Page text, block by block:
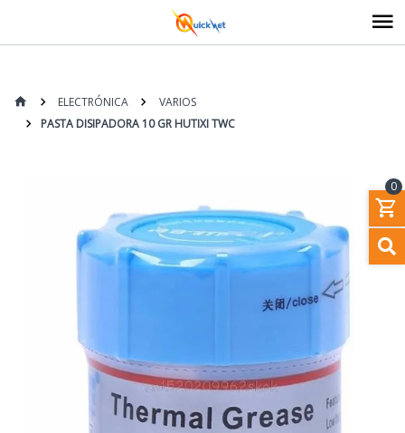
0
ELECTRÓNICA
VARIOS
PASTA DISIPADORA 10 GR HUTIXI TWC